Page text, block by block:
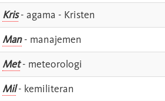
Kris- agama - Kristen
Man- manajemen
Met- meteorologi
Mil- kemiliteran